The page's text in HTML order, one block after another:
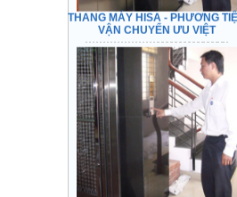
Checking safety feature before
transfering.